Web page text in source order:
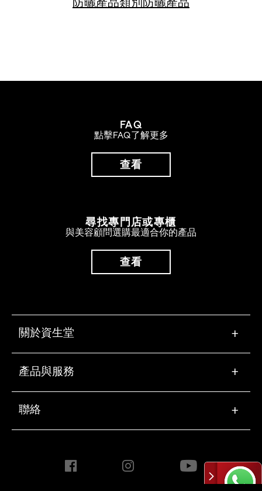
防曬產品類別 防曬產品
FAQ
點擊FAQ了解更多
查看
尋找專門店或專櫃
與美容顧問選購最適合你的產品
查看
關於資生堂 +
產品與服務 +
聯絡 +